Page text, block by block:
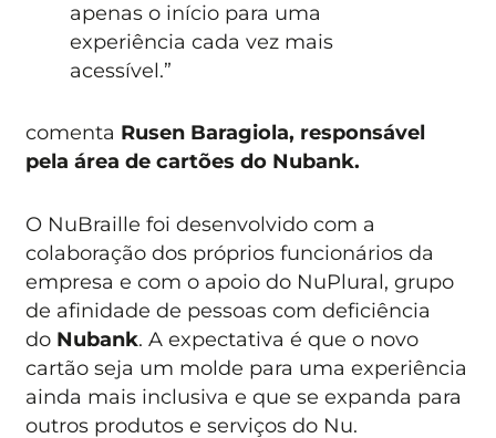
apenas o início para uma
experiência cada vez mais
acessível.”
comenta Rusen Baragiola, responsável
pela área de cartões do Nubank.
O NuBraille foi desenvolvido com a
colaboração dos próprios funcionários da
empresa e com o apoio do NuPlural, grupo
de afinidade de pessoas com deficiência
do Nubank. A expectativa é que o novo
cartão seja um molde para uma experiência
ainda mais inclusiva e que se expanda para
outros produtos e serviços do Nu.